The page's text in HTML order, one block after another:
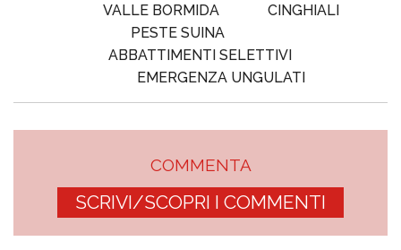
VALLE BORMIDA
CINGHIALI
PESTE SUINA
ABBATTIMENTI SELETTIVI
EMERGENZA UNGULATI
COMMENTA
SCRIVI/SCOPRI I COMMENTI